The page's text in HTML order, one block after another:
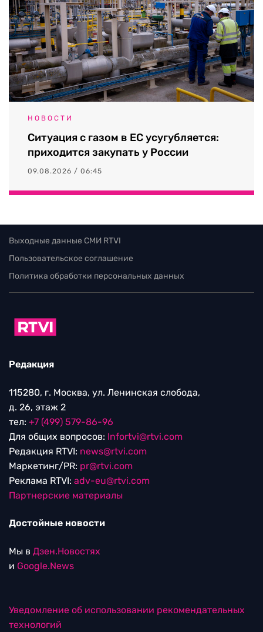
НОВОСТИ
Ситуация с газом в ЕС усугубляется:
приходится закупать у России
09.08.2026 / 06:45
Выходные данные СМИ RTVI
Пользовательское соглашение
Политика обработки персональных данных
Редакция
115280, г. Москва, ул. Ленинская слобода,
д. 26, этаж 2
тел: +7 (499) 579-86-96
Для общих вопросов: Infortvi@rtvi.com
Редакция RTVI: news@rtvi.com
Маркетинг/PR: pr@rtvi.com
Реклама RTVI: adv-eu@rtvi.com
Партнерские материалы
Достойные новости
Мы в Дзен.Новостях
и Google.News
Уведомление об использовании рекомендательных
технологий